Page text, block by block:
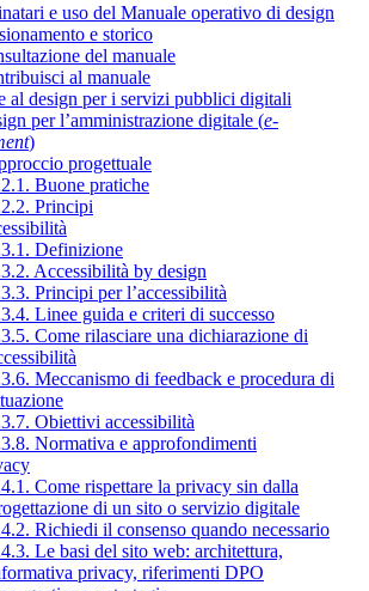
e uso del Manuale operativo di design
e storico
del manuale
al manuale
al design per i servizi pubblici digitali
per l’amministrazione digitale (e-
)
progettuale
Buone pratiche
Principi
Definizione
Accessibilità by design
Principi per l’accessibilità
Linee guida e criteri di successo
Come rilasciare una dichiarazione di
Meccanismo di feedback e procedura di
Obiettivi accessibilità
Normativa e approfondimenti
Come rispettare la privacy sin dalla
di un sito o servizio digitale
Richiedi il consenso quando necessario
Le basi del sito web: architettura,
privacy, riferimenti DPO